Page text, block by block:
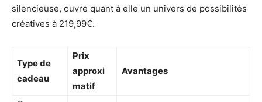
silencieuse, ouvre quant à elle un univers de possibilités
créatives à 219,99€.
Type de
cadeau
Prix
approxi
matif
Avantages